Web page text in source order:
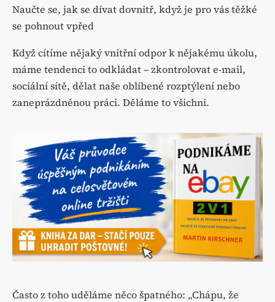
Naučte se, jak se dívat dovnitř, když je pro vás těžké
se pohnout vpřed
Když cítíme nějaký vnitřní odpor k nějakému úkolu,
máme tendenci to odkládat – zkontrolovat e-mail,
sociální sítě, dělat naše oblíbené rozptýlení nebo
zaneprázdněnou práci. Děláme to všichni.
Často z toho uděláme něco špatného: „Chápu, že